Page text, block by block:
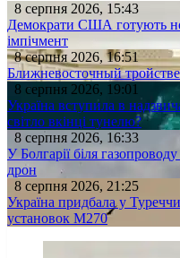
8 серпня 2026, 15:43
Демократи США готують
імпічмент
8 серпня 2026, 16:51
Ближневосточный
8 серпня 2026, 19:01
Україна вступила в
світло вкінці тунелю?
8 серпня 2026, 16:33
У Болгарії біля
дрон
8 серпня 2026, 21:25
Україна придбала у
установок M270